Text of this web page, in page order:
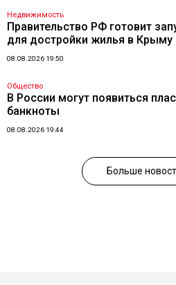
Недвижимость
Правительство РФ готовит
для достройки жилья в Крыму
08.08.2026 19:50
Общество
В России могут появиться
банкноты
08.08.2026 19:44
Больше